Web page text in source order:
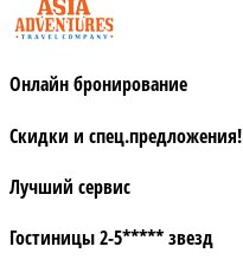
Онлайн бронирование
Скидки и спец.предложения!
Лучший сервис
Гостиницы 2-5***** звезд